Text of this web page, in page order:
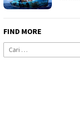
FIND MORE
Cari
untuk: